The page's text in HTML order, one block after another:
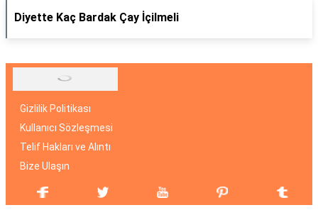
Diyette Kaç Bardak Çay İçilmeli
Gizlilik Politikası
Kullanıcı Sözleşmesi
Telif Hakları ve Alıntı
Bize Ulaşın